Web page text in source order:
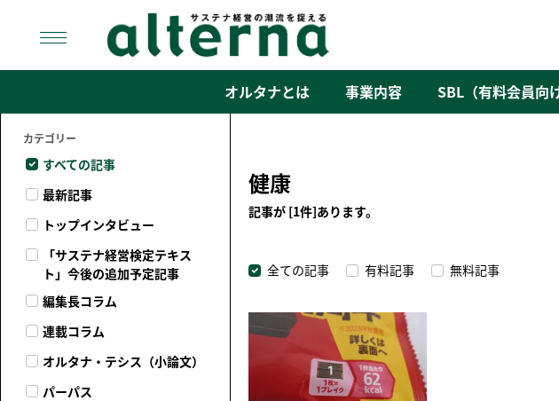
content
オルタナとは 事業内容 SBL（有料会員向
カテゴリー
すべての記事
最新記事
トップインタビュー
「サステナ経営検定テキス
ト」今後の追加予定記事
編集長コラム
連載コラム
オルタナ・テシス（小論文）
パーパス
健康
記事が [1件]あります。
全ての記事 有料記事 無料記事